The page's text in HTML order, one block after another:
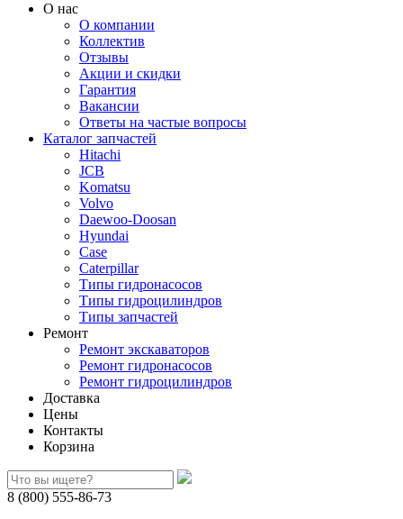
О нас
О компании
Коллектив
Отзывы
Акции и скидки
Гарантия
Вакансии
Ответы на частые вопросы
Каталог запчастей
Hitachi
JCB
Komatsu
Volvo
Daewoo-Doosan
Hyundai
Case
Caterpillar
Типы гидронасосов
Типы гидроцилиндров
Типы запчастей
Ремонт
Ремонт экскаваторов
Ремонт гидронасосов
Ремонт гидроцилиндров
Доставка
Цены
Контакты
Корзина
8 (800) 555-86-73